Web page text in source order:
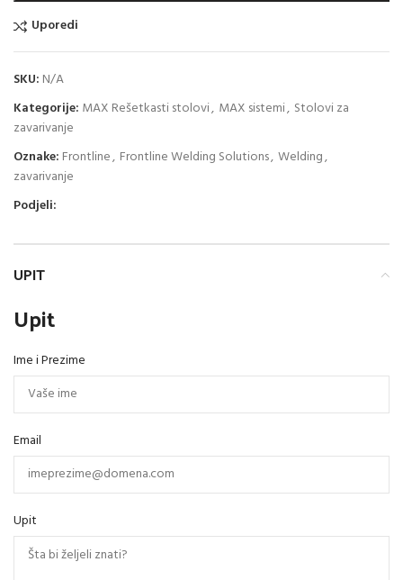
Uporedi
SKU: N/A
Kategorije: MAX Rešetkasti stolovi, MAX sistemi, Stolovi za
zavarivanje
Oznake: Frontline, Frontline Welding Solutions, Welding,
zavarivanje
Podjeli:
UPIT
Upit
Ime i Prezime
Email
Upit